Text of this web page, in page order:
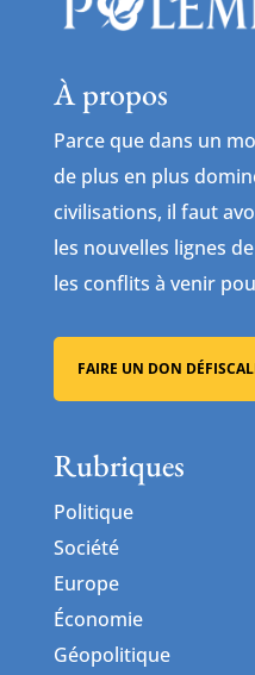
À propos
Parce que dans un
de plus en plus
civilisations, il faut
les nouvelles lignes
les conflits à venir
FAIRE UN DON
Rubriques
Politique
Société
Europe
Économie
Géopolitique